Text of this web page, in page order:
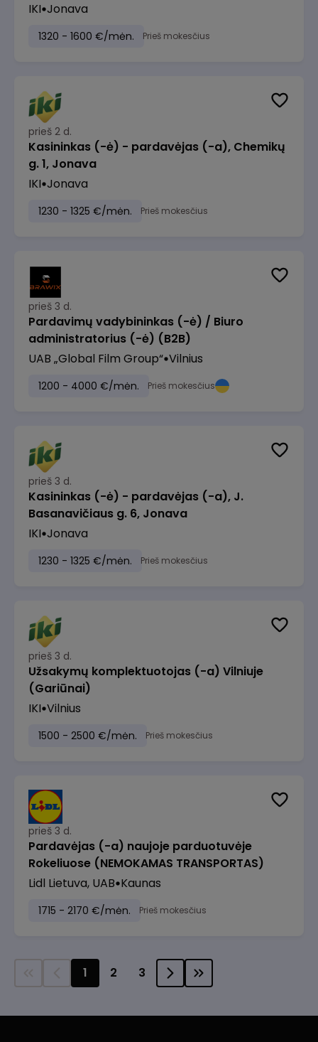
IKI Jonava
1320 - 1600 €/mėn. Prieš mokesčius
prieš 2 d.
Kasininkas (-ė) - pardavėjas (-a), Chemikų
g. 1, Jonava
IKI Jonava
1230 - 1325 €/mėn. Prieš mokesčius
prieš 3 d.
Pardavimų vadybininkas (-ė) / Biuro
administratorius (-ė) (B2B)
UAB „Global Film Group“ Vilnius
1200 - 4000 €/mėn. Prieš mokesčius
prieš 3 d.
Kasininkas (-ė) - pardavėjas (-a), J.
Basanavičiaus g. 6, Jonava
IKI Jonava
1230 - 1325 €/mėn. Prieš mokesčius
prieš 3 d.
Užsakymų komplektuotojas (-a) Vilniuje
(Gariūnai)
IKI Vilnius
1500 - 2500 €/mėn. Prieš mokesčius
prieš 3 d.
Pardavėjas (-a) naujoje parduotuvėje
Rokeliuose (NEMOKAMAS TRANSPORTAS)
Lidl Lietuva, UAB Kaunas
1715 - 2170 €/mėn. Prieš mokesčius
1 2 3